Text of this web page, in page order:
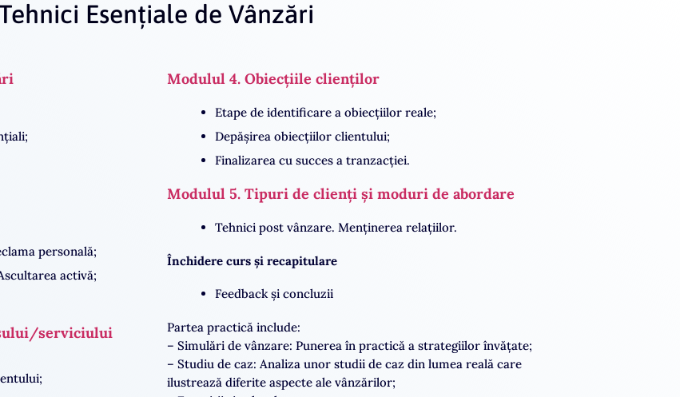
Esențiale de Vânzări
personală;
activă;
serviciului
Modulul 4. Obiecțiile clienților
Etape de identificare a obiecțiilor reale;
Depășirea obiecțiilor clientului;
Finalizarea cu succes a tranzacției.
Modulul 5. Tipuri de clienți și moduri de abordare
Tehnici post vânzare. Menținerea relațiilor.
Închidere curs și recapitulare
Feedback și concluzii
Partea practică include:
– Simulări de vânzare: Punerea în practică a strategiilor învățate;
– Studiu de caz: Analiza unor studii de caz din lumea reală care
ilustrează diferite aspecte ale vânzărilor;